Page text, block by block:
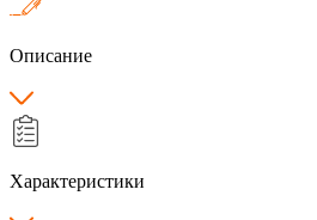
Описание
Характеристики